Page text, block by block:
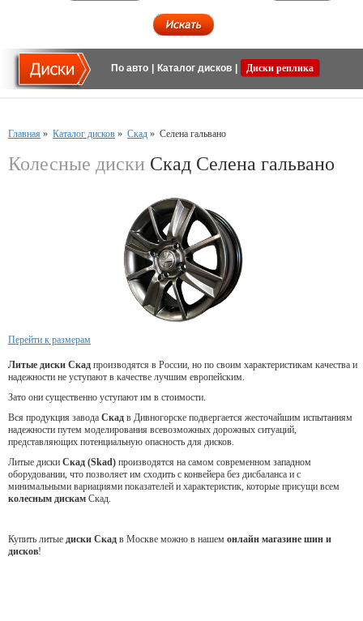
По авто Каталог дисков Диски реплика
Главная » Каталог дисков » Скад » Селена гальвано
Колесные диски Скад Селена гальвано
Перейти к размерам
Литые диски Скад производятся в России, но по своим характеристикам качества и
надежности не уступают в качестве лучшим европейским.
Зато они существенно уступают им в стоимости.
Вся продукция завода Скад в Дивногорске подвергается жесточайшим испытаниям
надежности путем моделирования всевозможных дорожных ситуаций,
представляющих потенциальную опасность для дисков.
Литые диски Скад (Skad) производятся на самом современном западном
оборудовании, что позволяет им сходить с конвейера без дисбаланса и с
минимальными вариациями показателей и характеристик, которые присущи всем
колесным дискам Скад.
Купить литые диски Скад в Москве можно в нашем онлайн магазине шин и
дисков!